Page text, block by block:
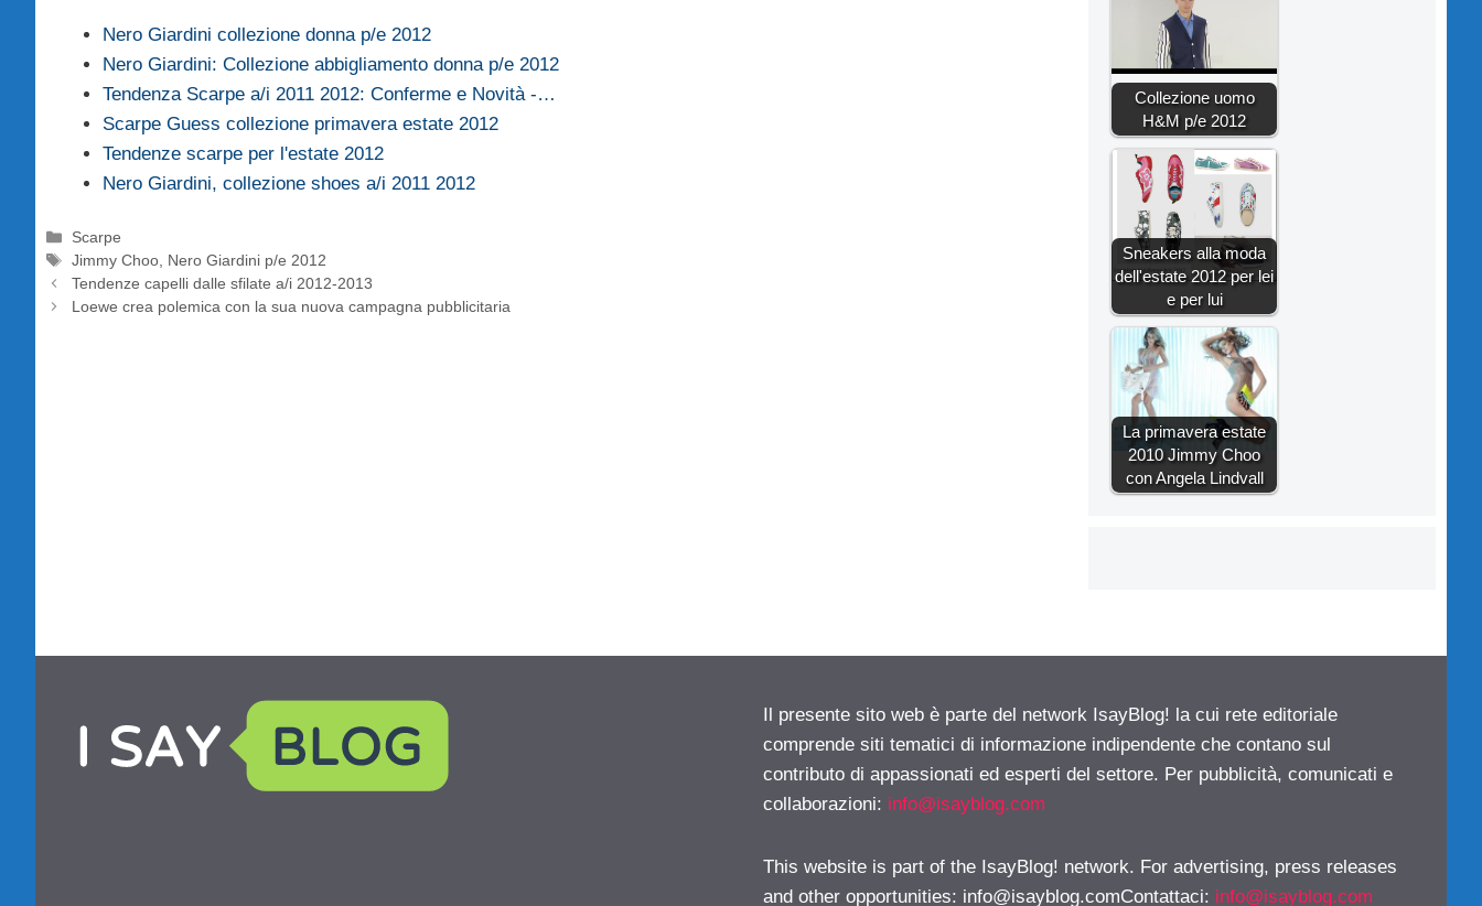
Nero Giardini collezione donna p/e 2012
Nero Giardini: Collezione abbigliamento donna p/e 2012
Tendenza Scarpe a/i 2011 2012: Conferme e Novità -…
Scarpe Guess collezione primavera estate 2012
Tendenze scarpe per l'estate 2012
Nero Giardini, collezione shoes a/i 2011 2012
Categorie
Scarpe
Tag
Jimmy Choo, Nero Giardini p/e 2012
Tendenze capelli dalle sfilate a/i 2012-2013
Loewe crea polemica con la sua nuova campagna pubblicitaria
Collezione uomo
H&M p/e 2012
Sneakers alla moda
dell'estate 2012 per lei
e per lui
La primavera estate
2010 Jimmy Choo
con Angela Lindvall
Il presente sito web è parte del network IsayBlog! la cui rete editoriale
comprende siti tematici di informazione indipendente che contano sul
contributo di appassionati ed esperti del settore. Per pubblicità, comunicati e
collaborazioni: info@isayblog.com
This website is part of the IsayBlog! network. For advertising, press releases
and other opportunities: info@isayblog.comContattaci: info@isayblog.com